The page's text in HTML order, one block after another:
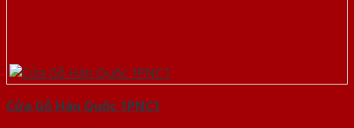
Cửa Gỗ Hàn Quốc 1PNC1